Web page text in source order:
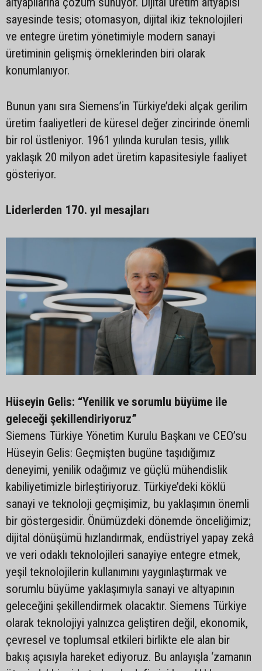
sayesinde tesis; otomasyon, dijital ikiz teknolojileri
ve entegre üretim yönetimiyle modern sanayi
üretiminin gelişmiş örneklerinden biri olarak
konumlanıyor.
Bunun yanı sıra Siemens’in Türkiye’deki alçak gerilim
üretim faaliyetleri de küresel değer zincirinde önemli
bir rol üstleniyor. 1961 yılında kurulan tesis, yıllık
yaklaşık 20 milyon adet üretim kapasitesiyle faaliyet
gösteriyor.
Liderlerden 170. yıl mesajları
Hüseyin Gelis: “Yenilik ve sorumlu büyüme ile
geleceği şekillendiriyoruz”
Siemens Türkiye Yönetim Kurulu Başkanı ve CEO’su
Hüseyin Gelis: Geçmişten bugüne taşıdığımız
deneyimi, yenilik odağımız ve güçlü mühendislik
kabiliyetimizle birleştiriyoruz. Türkiye’deki köklü
sanayi ve teknoloji geçmişimiz, bu yaklaşımın önemli
bir göstergesidir. Önümüzdeki dönemde önceliğimiz;
dijital dönüşümü hızlandırmak, endüstriyel yapay zekâ
ve veri odaklı teknolojileri sanayiye entegre etmek,
yeşil teknolojilerin kullanımını yaygınlaştırmak ve
sorumlu büyüme yaklaşımıyla sanayi ve altyapının
geleceğini şekillendirmek olacaktır. Siemens Türkiye
olarak teknolojiyi yalnızca geliştiren değil, ekonomik,
çevresel ve toplumsal etkileri birlikte ele alan bir
bakış açısıyla hareket ediyoruz. Bu anlayışla ‘zamanın